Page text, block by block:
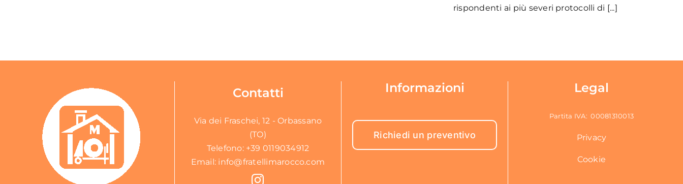
rispondenti ai più severi protocolli di [...]
Contatti
Via dei Fraschei, 12 - Orbassano
(TO)
Telefono: +39 0119034912
Email: info@fratellimarocco.com
Informazioni
Richiedi un preventivo
Legal
Partita IVA: 00081310013
Privacy
Cookie